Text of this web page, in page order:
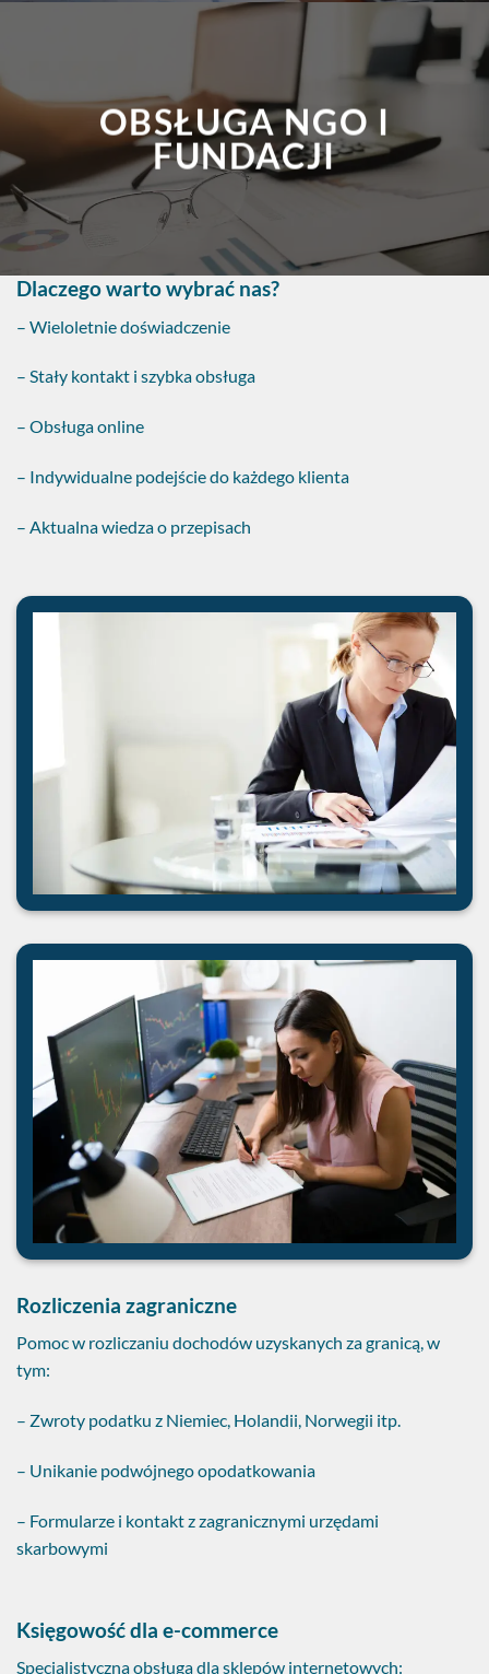
OBSŁUGA NGO I
FUNDACJI
Dlaczego warto wybrać nas?
– Wieloletnie doświadczenie
– Stały kontakt i szybka obsługa
– Obsługa online
– Indywidualne podejście do każdego klienta
– Aktualna wiedza o przepisach
Rozliczenia zagraniczne
Pomoc w rozliczaniu dochodów uzyskanych za granicą, w
tym:
– Zwroty podatku z Niemiec, Holandii, Norwegii itp.
– Unikanie podwójnego opodatkowania
– Formularze i kontakt z zagranicznymi urzędami
skarbowymi
Księgowość dla e-commerce
Specjalistyczna obsługa dla sklepów internetowych: